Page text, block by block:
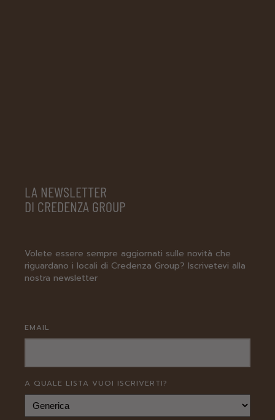
LA NEWSLETTER
DI CREDENZA GROUP
Volete essere sempre aggiornati sulle novità che
riguardano i locali di Credenza Group? Iscrivetevi alla
nostra newsletter
EMAIL
A QUALE LISTA VUOI ISCRIVERTI?